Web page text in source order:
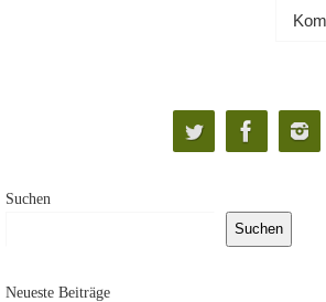
Suchen
Suchen
Neueste Beiträge